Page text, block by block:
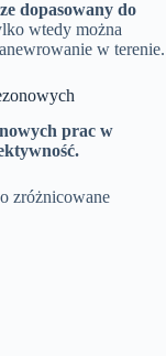
dopasowany do
wtedy można
w terenie.
prac w
zróżnicowane